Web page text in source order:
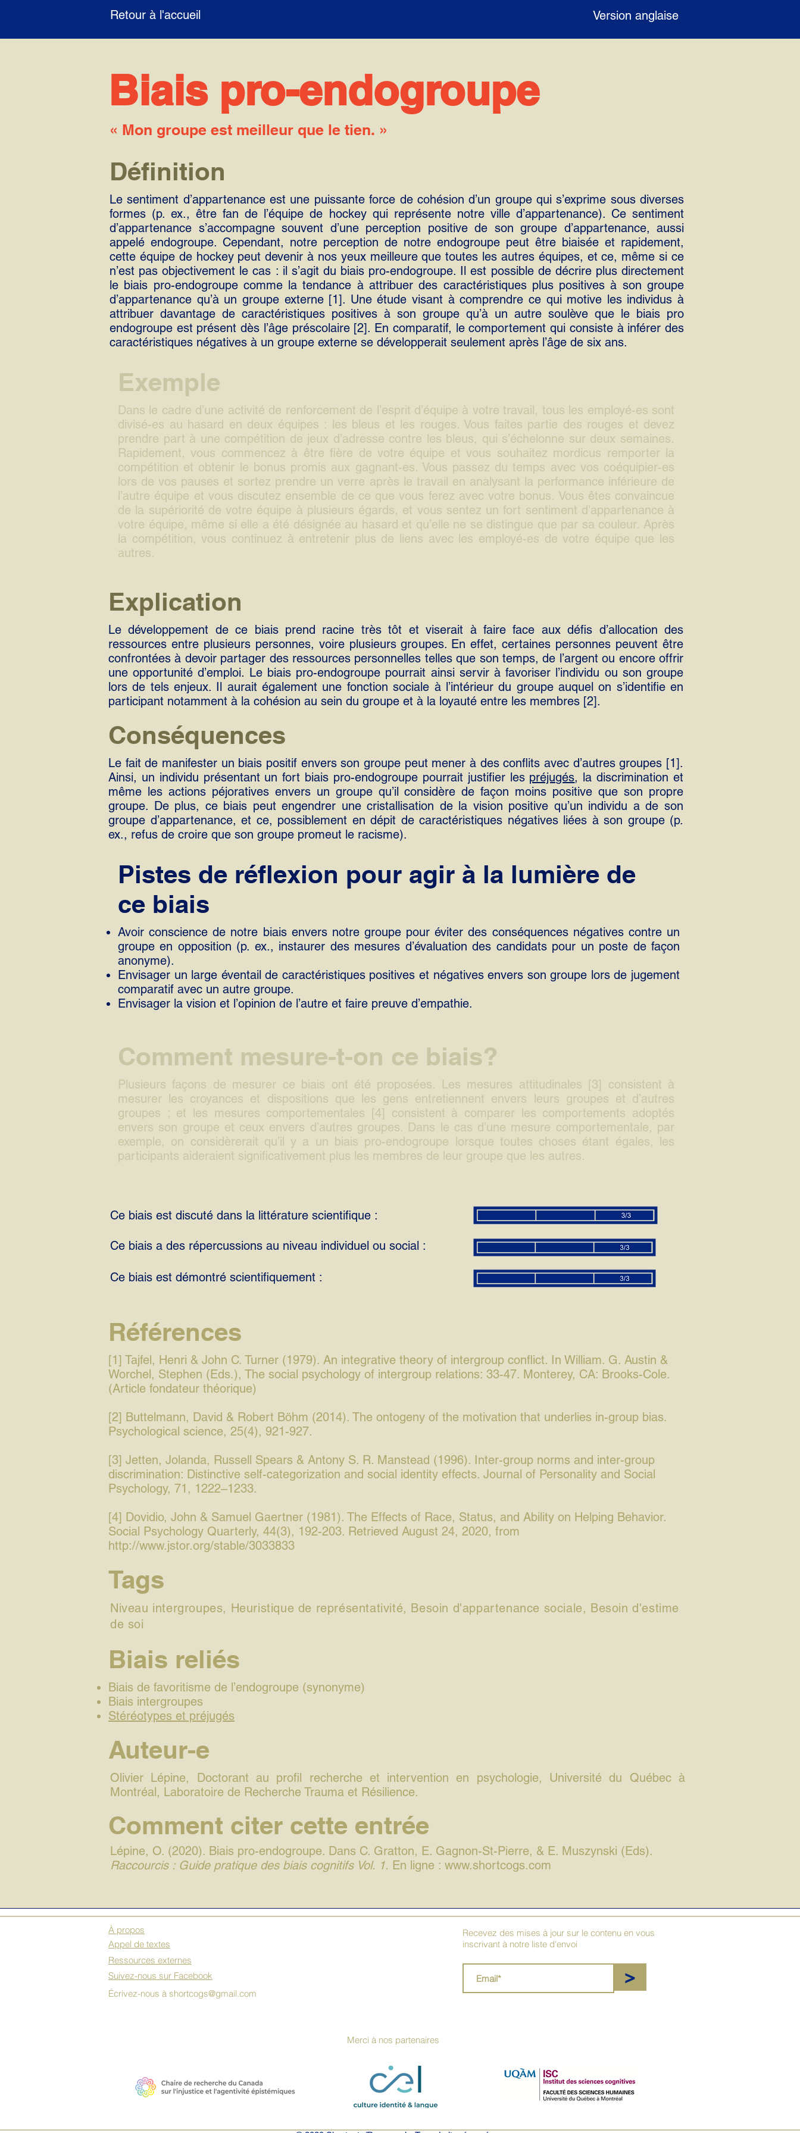
Retour à l'accueil Version anglaise
Biais pro-endogroupe
« Mon groupe est meilleur que le tien. »
Définition
Le sentiment d’appartenance est une puissante force de cohésion d’un groupe qui s’exprime sous diverses
formes (p. ex., être fan de l’équipe de hockey qui représente notre ville d’appartenance). Ce sentiment
d’appartenance s’accompagne souvent d’une perception positive de son groupe d’appartenance, aussi
appelé endogroupe. Cependant, notre perception de notre endogroupe peut être biaisée et rapidement,
cette équipe de hockey peut devenir à nos yeux meilleure que toutes les autres équipes, et ce, même si ce
n’est pas objectivement le cas : il s’agit du biais pro-endogroupe. Il est possible de décrire plus directement
le biais pro-endogroupe comme la tendance à attribuer des caractéristiques plus positives à son groupe
d’appartenance qu’à un groupe externe [1]. Une étude visant à comprendre ce qui motive les individus à
attribuer davantage de caractéristiques positives à son groupe qu’à un autre soulève que le biais pro
endogroupe est présent dès l’âge préscolaire [2]. En comparatif, le comportement qui consiste à inférer des
caractéristiques négatives à un groupe externe se développerait seulement après l’âge de six ans.
Exemple
Dans le cadre d’une activité de renforcement de l’esprit d’équipe à votre travail, tous les employé-es sont
divisé-es au hasard en deux équipes : les bleus et les rouges. Vous faites partie des rouges et devez
prendre part à une compétition de jeux d’adresse contre les bleus, qui s’échelonne sur deux semaines.
Rapidement, vous commencez à être fière de votre équipe et vous souhaitez mordicus remporter la
compétition et obtenir le bonus promis aux gagnant-es. Vous passez du temps avec vos coéquipier-es
lors de vos pauses et sortez prendre un verre après le travail en analysant la performance inférieure de
l’autre équipe et vous discutez ensemble de ce que vous ferez avec votre bonus. Vous êtes convaincue
de la supériorité de votre équipe à plusieurs égards, et vous sentez un fort sentiment d’appartenance à
votre équipe, même si elle a été désignée au hasard et qu’elle ne se distingue que par sa couleur. Après
la compétition, vous continuez à entretenir plus de liens avec les employé-es de votre équipe que les
autres.
Explication
Le développement de ce biais prend racine très tôt et viserait à faire face aux défis d’allocation des
ressources entre plusieurs personnes, voire plusieurs groupes. En effet, certaines personnes peuvent être
confrontées à devoir partager des ressources personnelles telles que son temps, de l’argent ou encore offrir
une opportunité d’emploi. Le biais pro-endogroupe pourrait ainsi servir à favoriser l’individu ou son groupe
lors de tels enjeux. Il aurait également une fonction sociale à l’intérieur du groupe auquel on s’identifie en
participant notamment à la cohésion au sein du groupe et à la loyauté entre les membres [2].
Conséquences
Le fait de manifester un biais positif envers son groupe peut mener à des conflits avec d’autres groupes [1].
Ainsi, un individu présentant un fort biais pro-endogroupe pourrait justifier les préjugés, la discrimination et
même les actions péjoratives envers un groupe qu’il considère de façon moins positive que son propre
groupe. De plus, ce biais peut engendrer une cristallisation de la vision positive qu’un individu a de son
groupe d’appartenance, et ce, possiblement en dépit de caractéristiques négatives liées à son groupe (p.
ex., refus de croire que son groupe promeut le racisme).
Pistes de réflexion pour agir à la lumière de
ce biais
Avoir conscience de notre biais envers notre groupe pour éviter des conséquences négatives contre un
groupe en opposition (p. ex., instaurer des mesures d’évaluation des candidats pour un poste de façon
anonyme).
Envisager un large éventail de caractéristiques positives et négatives envers son groupe lors de jugement
comparatif avec un autre groupe.
Envisager la vision et l’opinion de l’autre et faire preuve d’empathie.
Comment mesure-t-on ce biais?
Plusieurs façons de mesurer ce biais ont été proposées. Les mesures attitudinales [3] consistent à
mesurer les croyances et dispositions que les gens entretiennent envers leurs groupes et d’autres
groupes ; et les mesures comportementales [4] consistent à comparer les comportements adoptés
envers son groupe et ceux envers d’autres groupes. Dans le cas d’une mesure comportementale, par
exemple, on considèrerait qu’il y a un biais pro-endogroupe lorsque toutes choses étant égales, les
participants aideraient significativement plus les membres de leur groupe que les autres.
Ce biais est discuté dans la littérature scientifique :
Ce biais a des répercussions au niveau individuel ou social :
Ce biais est démontré scientifiquement :
Références
[1] Tajfel, Henri & John C. Turner (1979). An integrative theory of intergroup conflict. In William. G. Austin &
Worchel, Stephen (Eds.), The social psychology of intergroup relations: 33-47. Monterey, CA: Brooks-Cole.
(Article fondateur théorique)
[2] Buttelmann, David & Robert Böhm (2014). The ontogeny of the motivation that underlies in-group bias.
Psychological science, 25(4), 921-927.
[3] Jetten, Jolanda, Russell Spears & Antony S. R. Manstead (1996). Inter-group norms and inter-group
discrimination: Distinctive self-categorization and social identity effects. Journal of Personality and Social
Psychology, 71, 1222–1233.
[4] Dovidio, John & Samuel Gaertner (1981). The Effects of Race, Status, and Ability on Helping Behavior.
Social Psychology Quarterly, 44(3), 192-203. Retrieved August 24, 2020, from
http://www.jstor.org/stable/3033833
Tags
Niveau intergroupes, Heuristique de représentativité, Besoin d'appartenance sociale, Besoin d'estime
de soi
Biais reliés
Biais de favoritisme de l’endogroupe (synonyme)
Biais intergroupes
Stéréotypes et préjugés
Auteur-e
Olivier Lépine, Doctorant au profil recherche et intervention en psychologie, Université du Québec à
Montréal, Laboratoire de Recherche Trauma et Résilience.
Comment citer cette entrée
Lépine, O. (2020). Biais pro-endogroupe. Dans C. Gratton, E. Gagnon-St-Pierre, & E. Muszynski (Eds).
Raccourcis : Guide pratique des biais cognitifs Vol. 1. En ligne : www.shortcogs.com
À propos
Appel de textes
Ressources externes
Suivez-nous sur Facebook
Écrivez-nous à shortcogs@gmail.com
Recevez des mises à jour sur le contenu en vous
inscrivant à notre liste d'envoi
>
Merci à nos partenaires